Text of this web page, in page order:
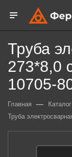
Труба
273*8,0
10705-
Главная — Каталог
Труба